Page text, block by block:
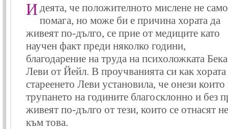
Идеята, че положителното мислене не само
помага, но може би е причина хората да
живеят по-дълго, се прие от медиците като
научен факт преди няколко години,
благодарение на труда на психоложката Бека
Леви от Йейл. В проучванията си как
стареенето Леви установила, че онези които
трупането на годините благосклонно и без
живеят по-дълго от тези, които се отнасят
към това.